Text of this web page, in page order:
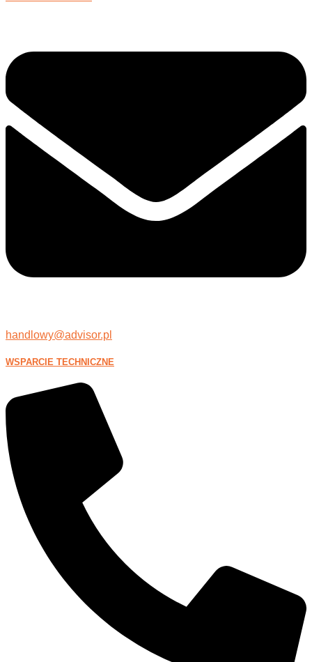
handlowy@advisor.pl
WSPARCIE TECHNICZNE